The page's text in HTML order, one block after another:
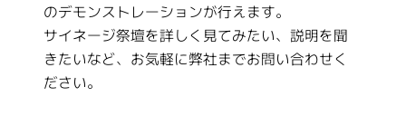
のデモンストレーションが行えます。
サイネージ祭壇を詳しく見てみたい、説明を聞
きたいなど、お気軽に弊社までお問い合わせく
ださい。